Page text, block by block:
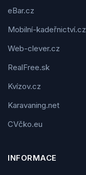
eBar.cz
Mobilní-kadeřnictví.cz
Web-clever.cz
RealFree.sk
Kvízov.cz
Karavaning.net
CVčko.eu
INFORMACE